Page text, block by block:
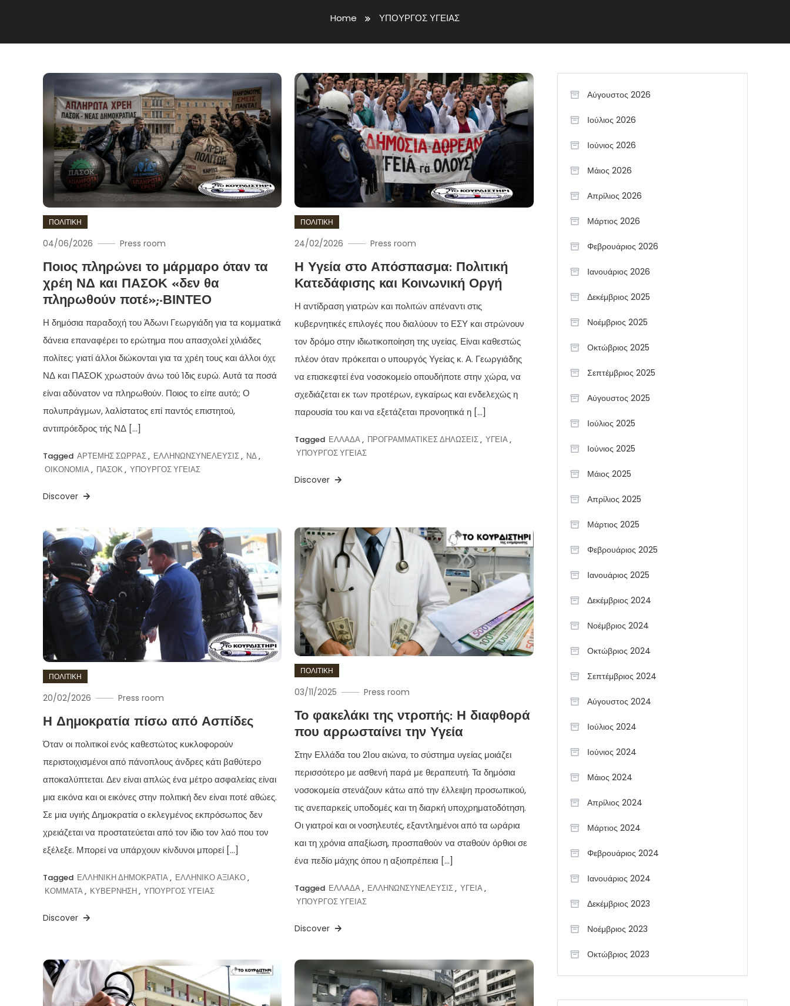
Home ΥΠΟΥΡΓΟΣ ΥΓΕΙΑΣ
ΠΟΛΙΤΙΚΗ
04/06/2026 Press room
Ποιος πληρώνει το μάρμαρο όταν τα
χρέη ΝΔ και ΠΑΣΟΚ «δεν θα
πληρωθούν ποτέ»;-ΒΙΝΤΕΟ
Η δημόσια παραδοχή του Άδωνι Γεωργιάδη για τα κομματικά
δάνεια επαναφέρει το ερώτημα που απασχολεί χιλιάδες
πολίτες: γιατί άλλοι διώκονται για τα χρέη τους και άλλοι όχι;
ΝΔ και ΠΑΣΟΚ χρωστούν άνω τού 1δις ευρώ. Αυτά τα ποσά
είναι αδύνατον να πληρωθούν. Ποιος το είπε αυτό;; Ο
πολυπράγμων, λαλίστατος επί παντός επιστητού,
αντιπρόεδρος τής ΝΔ […]
Tagged ΑΡΤΕΜΗΣ ΣΩΡΡΑΣ, ΕΛΛΗΝΩΝΣΥΝΕΛΕΥΣΙΣ, ΝΔ,
ΟΙΚΟΝΟΜΙΑ, ΠΑΣΟΚ, ΥΠΟΥΡΓΟΣ ΥΓΕΙΑΣ
Discover
ΠΟΛΙΤΙΚΗ
24/02/2026 Press room
Η Υγεία στο Απόσπασμα: Πολιτική
Κατεδάφισης και Κοινωνική Οργή
Η αντίδραση γιατρών και πολιτών απέναντι στις
κυβερνητικές επιλογές που διαλύουν το ΕΣΥ και στρώνουν
τον δρόμο στην ιδιωτικοποίηση της υγείας. Είναι καθεστώς
πλέον όταν πρόκειται ο υπουργός Υγείας κ. Α. Γεωργιάδης
να επισκεφτεί ένα νοσοκομείο οπουδήποτε στην χώρα, να
σχεδιάζεται εκ των προτέρων, εγκαίρως και ενδελεχώς η
παρουσία του και να εξετάζεται προνοητικά η […]
Tagged ΕΛΛΑΔΑ, ΠΡΟΓΡΑΜΜΑΤΙΚΕΣ ΔΗΛΩΣΕΙΣ, ΥΓΕΙΑ,
ΥΠΟΥΡΓΟΣ ΥΓΕΙΑΣ
Discover
ΠΟΛΙΤΙΚΗ
20/02/2026 Press room
Η Δημοκρατία πίσω από Ασπίδες
Όταν οι πολιτικοί ενός καθεστώτος κυκλοφορούν
περιστοιχισμένοι από πάνοπλους άνδρες κάτι βαθύτερο
αποκαλύπτεται. Δεν είναι απλώς ένα μέτρο ασφαλείας είναι
μια εικόνα και οι εικόνες στην πολιτική δεν είναι ποτέ αθώες.
Σε μια υγιής Δημοκρατία ο εκλεγμένος εκπρόσωπος δεν
χρειάζεται να προστατεύεται από τον ίδιο τον λαό που τον
εξέλεξε. Μπορεί να υπάρχουν κίνδυνοι μπορεί […]
Tagged ΕΛΛΗΝΙΚΗ ΔΗΜΟΚΡΑΤΙΑ, ΕΛΛΗΝΙΚΟ ΑΞΙΑΚΟ,
ΚΟΜΜΑΤΑ, ΚΥΒΕΡΝΗΣΗ, ΥΠΟΥΡΓΟΣ ΥΓΕΙΑΣ
Discover
ΠΟΛΙΤΙΚΗ
03/11/2025 Press room
Το φακελάκι της ντροπής: Η διαφθορά
που αρρωσταίνει την Υγεία
Στην Ελλάδα του 21ου αιώνα, το σύστημα υγείας μοιάζει
περισσότερο με ασθενή παρά με θεραπευτή. Τα δημόσια
νοσοκομεία στενάζουν κάτω από την έλλειψη προσωπικού,
τις ανεπαρκείς υποδομές και τη διαρκή υποχρηματοδότηση.
Οι γιατροί και οι νοσηλευτές, εξαντλημένοι από τα ωράρια
και τη χρόνια απαξίωση, προσπαθούν να σταθούν όρθιοι σε
ένα πεδίο μάχης όπου η αξιοπρέπεια […]
Tagged ΕΛΛΑΔΑ, ΕΛΛΗΝΩΝΣΥΝΕΛΕΥΣΙΣ, ΥΓΕΙΑ,
ΥΠΟΥΡΓΟΣ ΥΓΕΙΑΣ
Discover
Αύγουστος 2026
Ιούλιος 2026
Ιούνιος 2026
Μάιος 2026
Απρίλιος 2026
Μάρτιος 2026
Φεβρουάριος 2026
Ιανουάριος 2026
Δεκέμβριος 2025
Νοέμβριος 2025
Οκτώβριος 2025
Σεπτέμβριος 2025
Αύγουστος 2025
Ιούλιος 2025
Ιούνιος 2025
Μάιος 2025
Απρίλιος 2025
Μάρτιος 2025
Φεβρουάριος 2025
Ιανουάριος 2025
Δεκέμβριος 2024
Νοέμβριος 2024
Οκτώβριος 2024
Σεπτέμβριος 2024
Αύγουστος 2024
Ιούλιος 2024
Ιούνιος 2024
Μάιος 2024
Απρίλιος 2024
Μάρτιος 2024
Φεβρουάριος 2024
Ιανουάριος 2024
Δεκέμβριος 2023
Νοέμβριος 2023
Οκτώβριος 2023